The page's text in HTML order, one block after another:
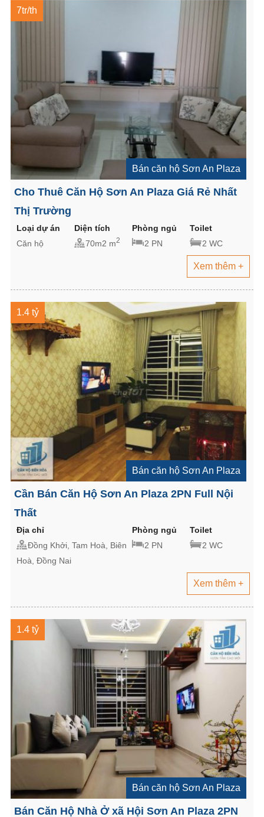
7tr/th
Bán căn hộ Sơn An Plaza
Cho Thuê Căn Hộ Sơn An Plaza Giá Rẻ Nhất
Thị Trường
Loại dự án Diện tích Phòng ngủ
Toilet
Căn hộ
70m2 m2 2 PN 2 WC
Xem thêm +
1.4 tỷ
Bán căn hộ Sơn An Plaza
Cần Bán Căn Hộ Sơn An Plaza 2PN Full Nội
Thất
Địa chỉ Phòng ngủ
Toilet
Đồng Khởi, Tam Hoà, Biên
Hoà, Đồng Nai
2 PN 2 WC
Xem thêm +
1.4 tỷ
Bán căn hộ Sơn An Plaza
Bán Căn Hộ Nhà Ở xã Hội Sơn An Plaza 2PN